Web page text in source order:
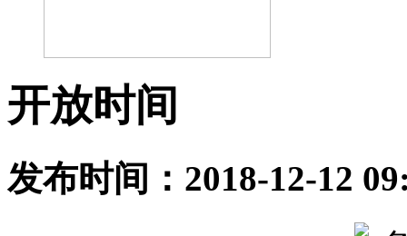
开放时间
发布时间：2018-12-12